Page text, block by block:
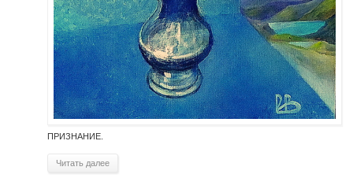
ПРИЗНАНИЕ.
Читать далее